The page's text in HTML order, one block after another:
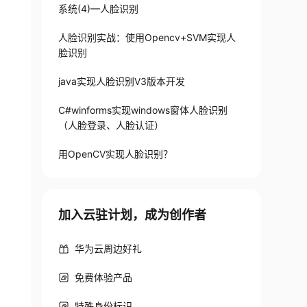
系统(4)—人脸识别
人脸识别实战：使用Opencv+SVM实现人
脸识别
java实现人脸识别V3版本开发
C#winforms实现windows窗体人脸识别
（人脸登录、人脸认证）
用OpenCV实现人脸识别？
加入云驻计划，成为创作者
华为云周边好礼
免费体验产品